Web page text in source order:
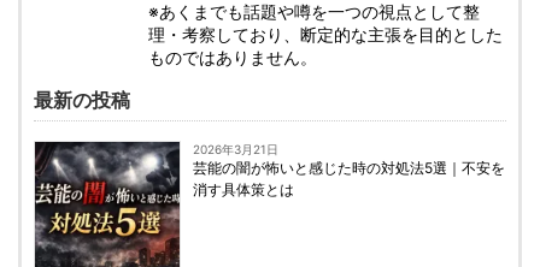
※あくまでも話題や噂を一つの視点として整
理・考察しており、断定的な主張を目的とした
ものではありません。
最新の投稿
2026年3月21日
芸能の闇が怖いと感じた時の対処法5選｜不安を
消す具体策とは